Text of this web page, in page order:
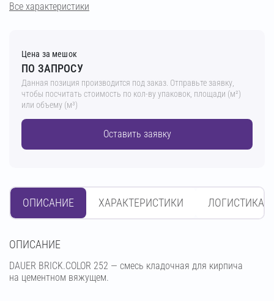
кирпичный
коричневый
Все характеристики
Цена за мешок
ПО ЗАПРОСУ
Данная позиция производится под заказ. Отправьте заявку,
чтобы посчитать стоимость по кол-ву упаковок, площади (м²)
или объему (м³)
Оставить заявку
ОПИСАНИЕ ХАРАКТЕРИСТИКИ ЛОГИСТИКА
OПИСАНИЕ
DAUER BRICK.COLOR 252 — смесь кладочная для кирпича
на цементном вяжущем.